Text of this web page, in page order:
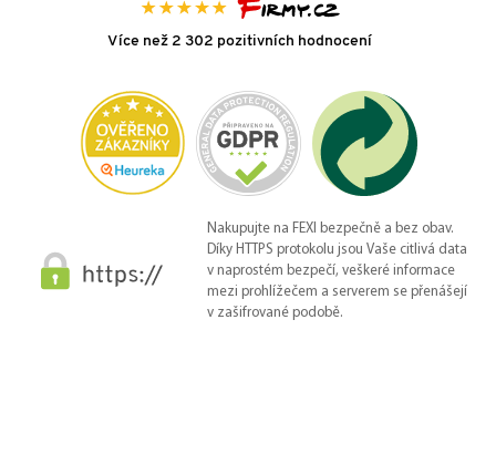
Více než 2 302 pozitivních hodnocení
Nakupujte na FEXI bezpečně a bez obav.
Díky HTTPS protokolu jsou Vaše citlivá data
v naprostém bezpečí, veškeré informace
mezi prohlížečem a serverem se přenášejí
v zašifrované podobě.